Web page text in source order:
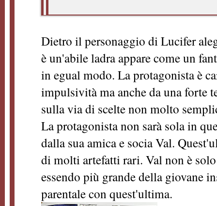
Dietro il personaggio di Lucifer
è un'abile ladra appare come un
in egual modo. La protagonista è
impulsività ma anche da una forte
sulla via di scelte non molto
La protagonista non sarà sola in
dalla sua amica e socia Val.
di molti artefatti rari. Val non è
essendo più grande della giovane
parentale con quest'ultima.